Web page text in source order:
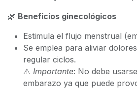
🌿 Beneficios ginecológicos
Estimula el flujo menstrual
Se emplea para aliviar
regular ciclos.
⚠️ Importante: No debe
embarazo ya que puede